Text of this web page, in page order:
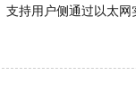
支持用户侧通过以太